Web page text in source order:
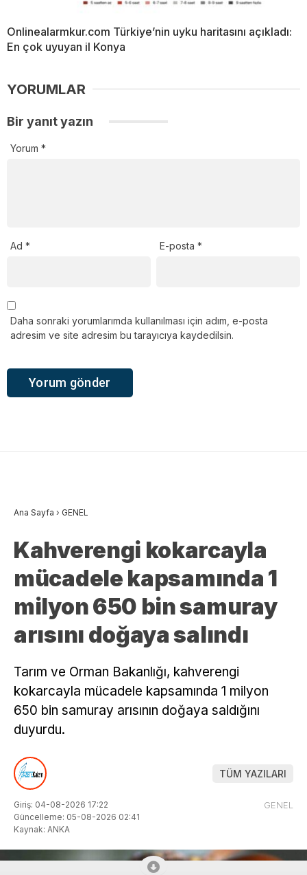
Onlinealarmkur.com Türkiye’nin uyku haritasını açıkladı:
En çok uyuyan il Konya
YORUMLAR
Bir yanıt yazın
Yorum *
Ad * E-posta*
Daha sonraki yorumlarımda kullanılması için adım, e-posta
adresim ve site adresim bu tarayıcıya kaydedilsin.
Ana Sayfa › GENEL
Kahverengi kokarcayla
mücadele kapsamında 1
milyon 650 bin samuray
arısını doğaya salındı
Tarım ve Orman Bakanlığı, kahverengi
kokarcayla mücadele kapsamında 1 milyon
650 bin samuray arısının doğaya saldığını
duyurdu.
TÜM YAZILARI
Giriş: 04-08-2026 17:22
Güncelleme: 05-08-2026 02:41
Kaynak: ANKA
GENEL